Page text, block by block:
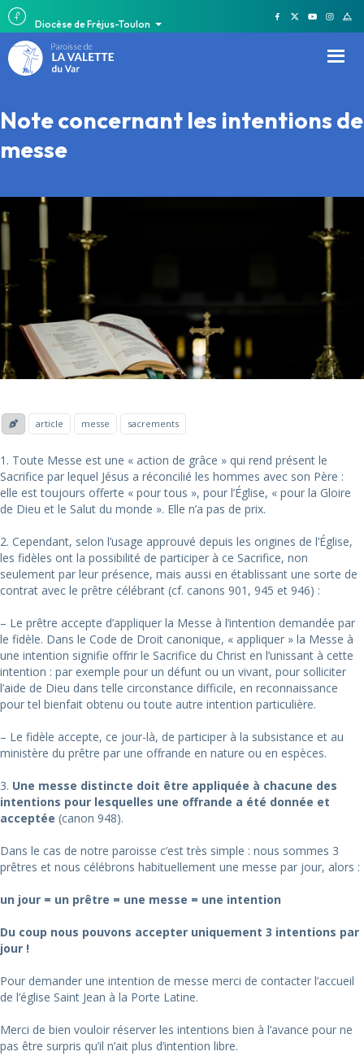
Diocèse de Fréjus-Toulon
Note concernant les intentions de
messe
article messe sacrements
1. Toute Messe est une « action de grâce » qui rend présent le
Sacrifice par lequel Jésus a réconcilié les hommes avec son Père :
elle est toujours offerte « pour tous », pour l’Église, « pour la Gloire
de Dieu et le Salut du monde ». Elle n’a pas de prix.
2. Cependant, selon l’usage approuvé depuis les origines de l’Église,
les fidèles ont la possibilité de participer à ce Sacrifice, non
seulement par leur présence, mais aussi en établissant une sorte de
contrat avec le prêtre célébrant (cf. canons 901, 945 et 946) :
– Le prêtre accepte d’appliquer la Messe à l’intention demandée par
le fidèle. Dans le Code de Droit canonique, « appliquer » la Messe à
une intention signifie offrir le Sacrifice du Christ en l’unissant à cette
intention : par exemple pour un défunt ou un vivant, pour solliciter
l’aide de Dieu dans telle circonstance difficile, en reconnaissance
pour tel bienfait obtenu ou toute autre intention particulière.
– Le fidèle accepte, ce jour-là, de participer à la subsistance et au
ministère du prêtre par une offrande en nature ou en espèces.
3. Une messe distincte doit être appliquée à chacune des
intentions pour lesquelles une offrande a été donnée et
acceptée (canon 948).
Dans le cas de notre paroisse c’est très simple : nous sommes 3
prêtres et nous célébrons habituellement une messe par jour, alors :
un jour = un prêtre = une messe = une intention
Du coup nous pouvons accepter uniquement 3 intentions par
jour !
Pour demander une intention de messe merci de contacter l’accueil
de l’église Saint Jean à la Porte Latine.
Merci de bien vouloir réserver les intentions bien à l’avance pour ne
pas être surpris qu’il n’ait plus d’intention libre.